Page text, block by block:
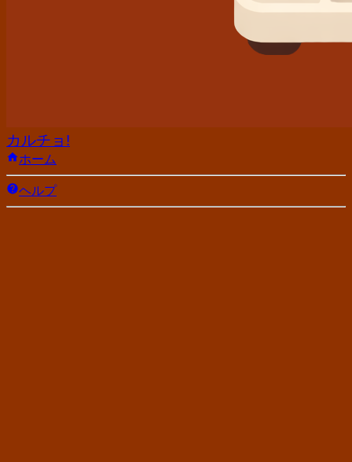
カルチョ!
ホーム
ヘルプ